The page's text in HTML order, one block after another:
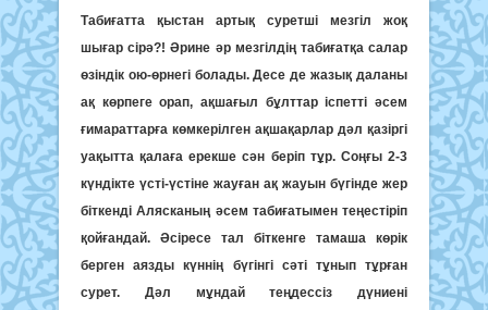
Табиғатта қыстан артық суретші мезгіл жоқ
шығар сірә?! Әрине әр мезгілдің табиғатқа салар
өзіндік ою-өрнегі болады. Десе де жазық даланы
ақ көрпеге орап, ақшағыл бұлттар іспетті әсем
ғимараттарға көмкерілген ақшақарлар дәл қазіргі
уақытта қалаға ерекше сән беріп тұр. Соңғы 2-3
күндікте үсті-үстіне жауған ақ жауын бүгінде жер
біткенді Алясканың әсем табиғатымен теңестіріп
қойғандай. Әсіресе тал біткенге тамаша көрік
берген аязды күннің бүгінгі сәті тұнып тұрған
сурет. Дәл мұндай теңдессіз дүниені